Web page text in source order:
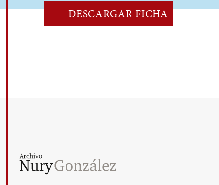
DESCARGAR FICHA